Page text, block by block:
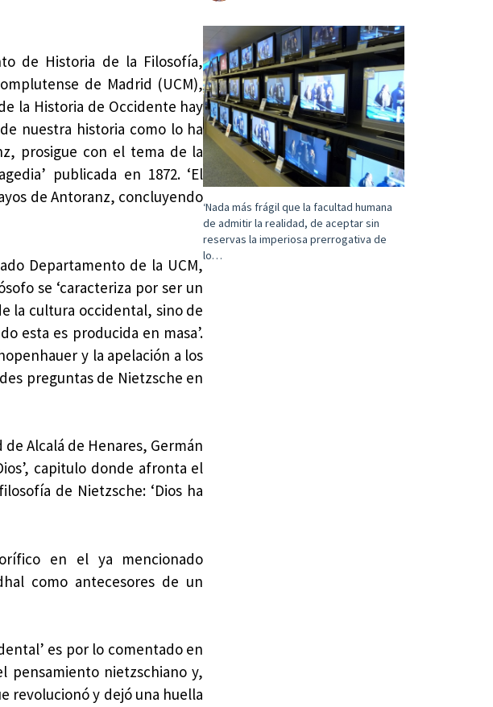
de Historia de la Filosofía,
de Madrid (UCM),
la Historia de Occidente hay
nuestra historia como lo ha
prosigue con el tema de la
publicada en 1872. ‘El
de Antoranz, concluyendo
Departamento de la UCM,
se ‘caracteriza por ser un
la cultura occidental, sino de
esta es producida en masa’.
y la apelación a los
preguntas de Nietzsche en
Alcalá de Henares, Germán
capitulo donde afronta el
de Nietzsche: ‘Dios ha
en el ya mencionado
como antecesores de un
es por lo comentado en
pensamiento nietzschiano y,
revolucionó y dejó una huella
‘Nada más frágil que la facultad humana
de admitir la realidad, de aceptar sin
reservas la imperiosa prerrogativa de
lo…